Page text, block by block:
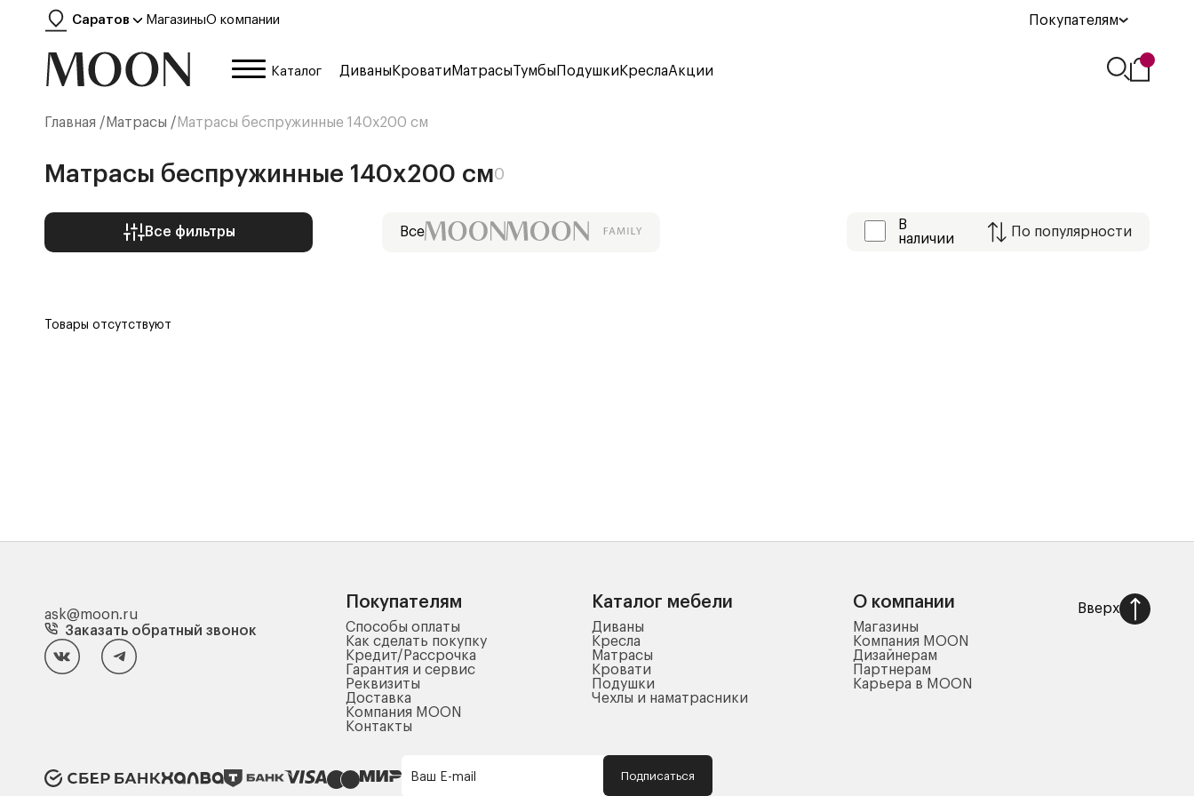
Саратов МагазиныО компании Покупателям
Каталог ДиваныКроватиМатрасыТумбыПодушкиКреслаАкции
Главная / Матрасы / Матрасы беспружинные 140х200 см
Матрасы беспружинные 140х200 см0
Все фильтры Все
В
наличии
По популярности
Товары отсутствуют
ask@moon.ru
Заказать обратный звонок
Покупателям
Способы оплаты
Как сделать покупку
Кредит/Рассрочка
Гарантия и сервис
Реквизиты
Доставка
Компания MOON
Контакты
Каталог мебели
Диваны
Кресла
Матрасы
Кровати
Подушки
Чехлы и наматрасники
О компании
Магазины
Компания MOON
Дизайнерам
Партнерам
Карьера в MOON
Вверх
Ваш E-mail Подписаться